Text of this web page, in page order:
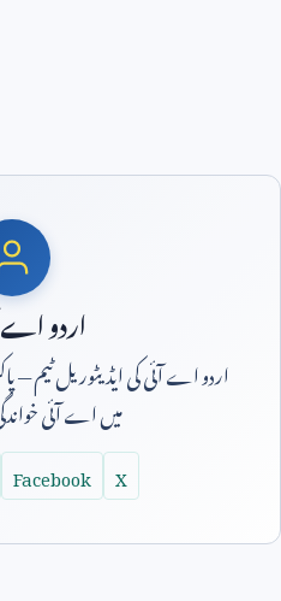
اردو اے
اردو اے آئی کی ایڈیٹوریل ٹیم
میں اے آئی
X
Facebook